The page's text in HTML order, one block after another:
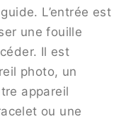
L’entrée est
une fouille
Il est
photo, un
appareil
ou une